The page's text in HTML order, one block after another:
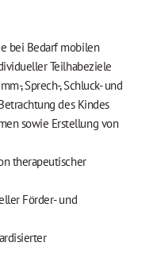
bei Bedarf mobilen
Teilhabeziele
, Sprech-, Schluck- und
des Kindes
sowie Erstellung von
therapeutischer
Förder- und